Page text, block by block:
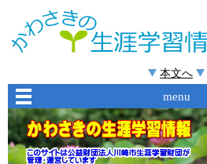
本文へ
menu